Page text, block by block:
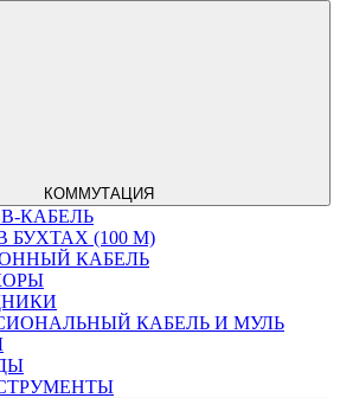
КОММУТАЦИЯ
КАБЕЛЬ
БУХТАХ (100 М)
КАБЕЛЬ
КАБЕЛЬ И МУЛЬ